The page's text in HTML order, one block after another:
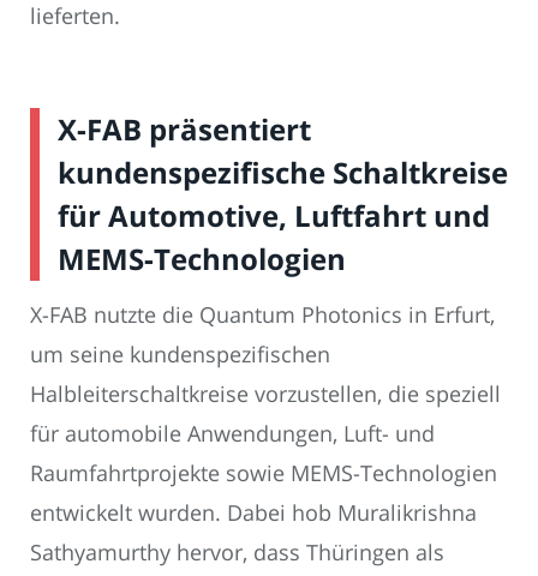
lieferten.
X-FAB präsentiert
kundenspezifische Schaltkreise
für Automotive, Luftfahrt und
MEMS-Technologien
X-FAB nutzte die Quantum Photonics in Erfurt,
um seine kundenspezifischen
Halbleiterschaltkreise vorzustellen, die speziell
für automobile Anwendungen, Luft- und
Raumfahrtprojekte sowie MEMS-Technologien
entwickelt wurden. Dabei hob Muralikrishna
Sathyamurthy hervor, dass Thüringen als